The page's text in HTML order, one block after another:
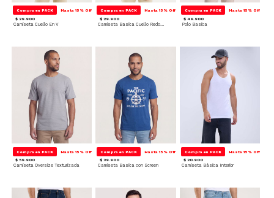
Compra en PACK Hasta 15% Off
$ 29.900
Camiseta Cuello En V
Compra en PACK Hasta 15% Off
$ 29.900
Camiseta Basica Cuello Redondo
Compra en PACK Hasta 15% Off
$ 49.900
Polo Basica
Compra en PACK Hasta 15% Off
$ 59.900
Camiseta Oversize Texturizada
Compra en PACK Hasta 15% Off
$ 39.900
Camiseta Basica con Screen
Compra en PACK Hasta 15% Off
$ 20.900
Camiseta Básica Interior